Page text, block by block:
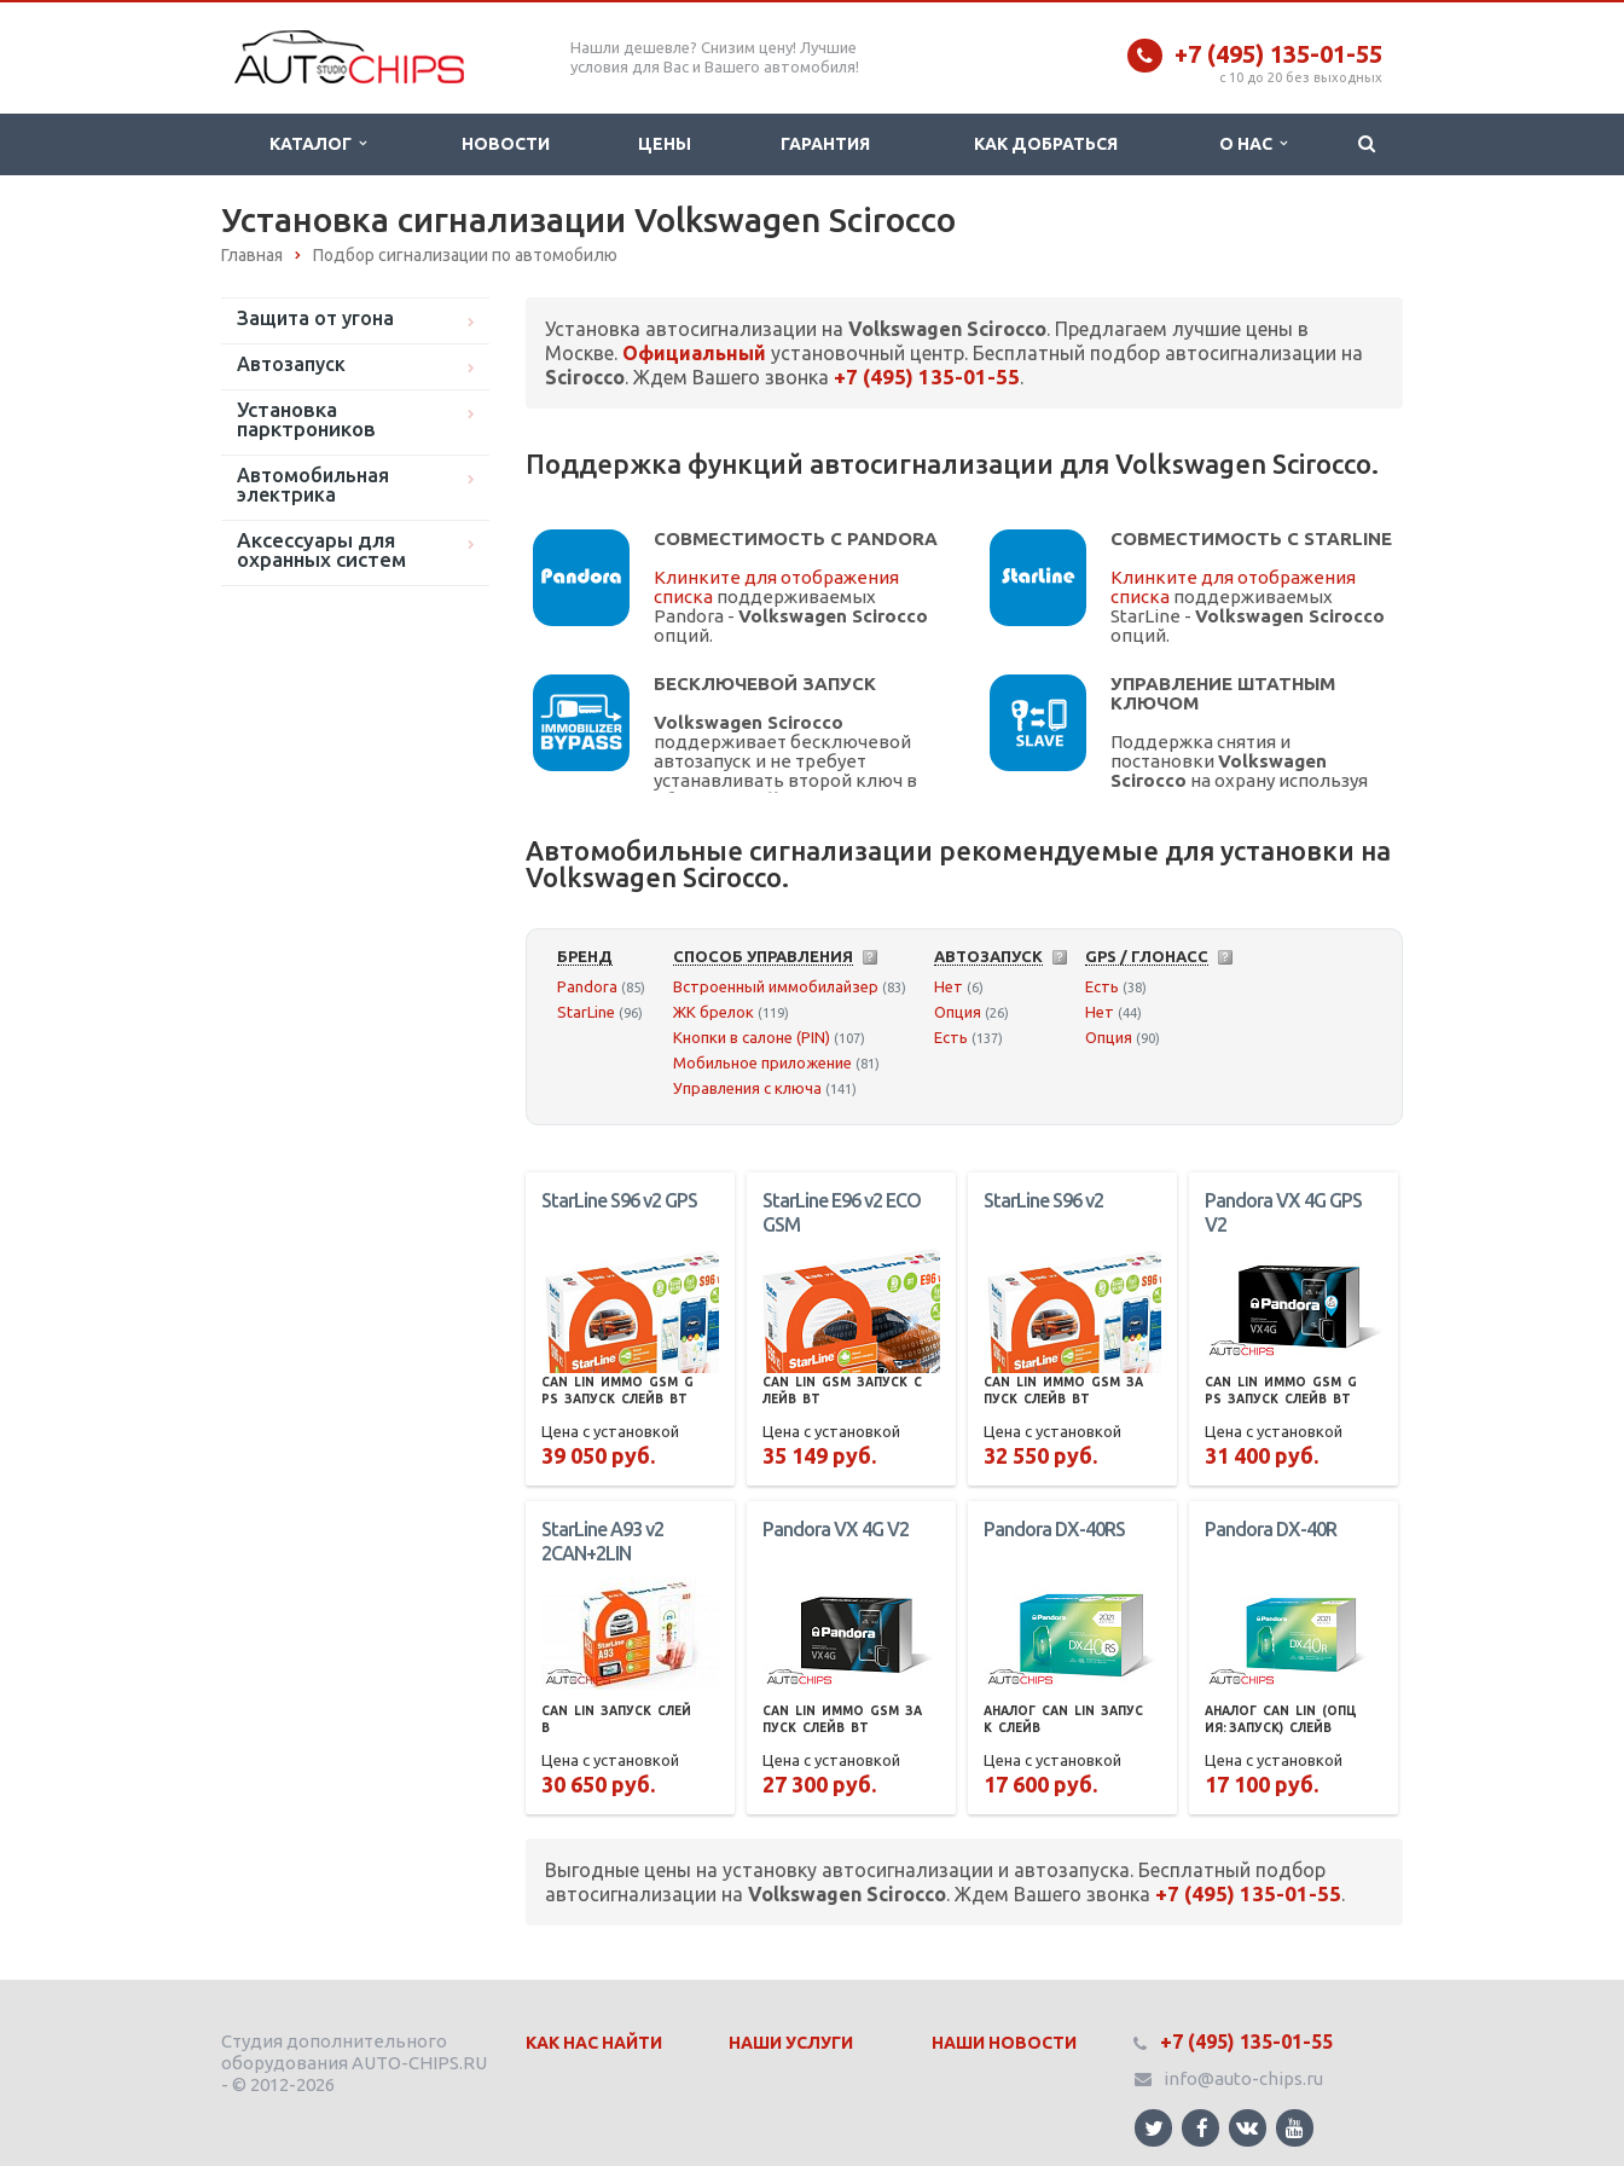
Нашли дешевле? Снизим цену! Лучшие
условия для Вас и Вашего автомобиля!
+7 (495) 135-01-55
c 10 до 20 без выходных
КАТАЛОГ НОВОСТИ ЦЕНЫ ГАРАНТИЯ КАК ДОБРАТЬСЯ О НАС
Установка сигнализации Volkswagen Scirocco
Главная Подбор сигнализации по автомобилю
Защита от угона
Автозапуск
Установка
парктроников
Автомобильная
электрика
Аксессуары для
охранных систем
Установка автосигнализации на Volkswagen Scirocco. Предлагаем лучшие цены в
Москве. Официальный установочный центр. Бесплатный подбор автосигнализации на
Scirocco. Ждем Вашего звонка +7 (495) 135-01-55.
Поддержка функций автосигнализации для Volkswagen Scirocco.
СОВМЕСТИМОСТЬ С PANDORA
Клинките для отображения
списка поддерживаемых
Pandora - Volkswagen Scirocco
опций.
СОВМЕСТИМОСТЬ С STARLINE
Клинките для отображения
списка поддерживаемых
StarLine - Volkswagen Scirocco
опций.
БЕСКЛЮЧЕВОЙ ЗАПУСК
Volkswagen Scirocco
поддерживает бесключевой
автозапуск и не требует
устанавливать второй ключ в
обходчик
Volkswagen
УПРАВЛЕНИЕ ШТАТНЫМ
КЛЮЧОМ
Поддержка снятия и
постановки Volkswagen
Scirocco на охрану используя
Автомобильные сигнализации рекомендуемые для установки на
Volkswagen Scirocco.
БРЕНД
Pandora (85)
StarLine (96)
СПОСОБ УПРАВЛЕНИЯ
Встроенный иммобилайзер (83)
ЖК брелок (119)
Кнопки в салоне (PIN) (107)
Мобильное приложение (81)
Управления с ключа (141)
АВТОЗАПУСК
Нет (6)
Опция (26)
Есть (137)
GPS / ГЛОНАСС
Есть (38)
Нет (44)
Опция (90)
StarLine S96 v2 GPS
CAN LIN ИММО GSM G
PS ЗАПУСК СЛЕЙВ BT
Цена с установкой
39 050 руб.
StarLine E96 v2 ECO
GSM
CAN LIN GSM ЗАПУСК С
ЛЕЙВ
BT
Цена с установкой
35 149 руб.
StarLine S96 v2
CAN LIN ИММО GSM ЗА
ПУСК СЛЕЙВ BT
Цена с установкой
32 550 руб.
Pandora VX 4G GPS
V2
CAN LIN ИММО GSM G
PS ЗАПУСК СЛЕЙВ BT
Цена с установкой
31 400 руб.
StarLine A93 v2
2CAN+2LIN
CAN LIN ЗАПУСК СЛЕЙ
В
Цена с установкой
30 650 руб.
Pandora VX 4G V2
CAN LIN ИММО GSM ЗА
ПУСК СЛЕЙВ BT
Цена с установкой
27 300 руб.
Pandora DX-40RS
АНАЛОГ CAN LIN
ЗАПУС
К СЛЕЙВ
Цена с установкой
17 600 руб.
Pandora DX-40R
АНАЛОГ CAN LIN
(ОПЦ
ИЯ: ЗАПУСК) СЛЕЙВ
Цена с установкой
17 100 руб.
Выгодные цены на установку автосигнализации и автозапуска. Бесплатный подбор
автосигнализации на Volkswagen Scirocco. Ждем Вашего звонка +7 (495) 135-01-55.
Студия дополнительного
оборудования AUTO-CHIPS.RU
- © 2012-2026
КАК НАС НАЙТИ НАШИ УСЛУГИ НАШИ НОВОСТИ +7 (495) 135-01-55
info@auto-chips.ru